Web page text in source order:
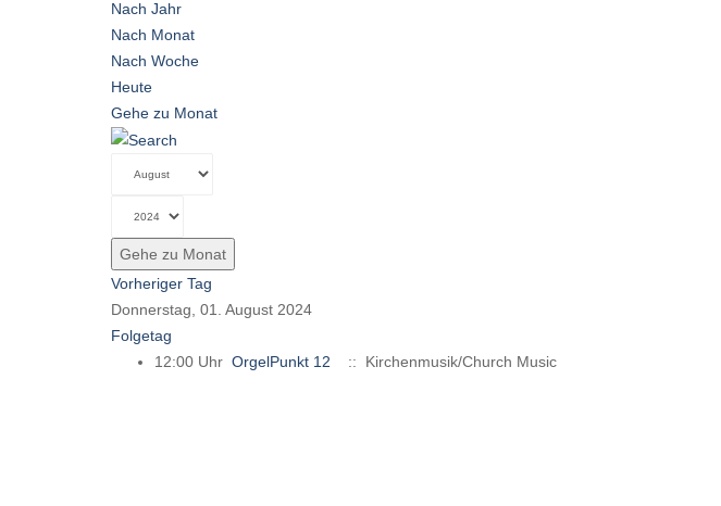
Nach Jahr
Nach Monat
Nach Woche
Heute
Gehe zu Monat
Gehe zu Monat
Vorheriger Tag
Donnerstag, 01. August 2024
Folgetag
12:00 Uhr OrgelPunkt 12 :: Kirchenmusik/Church Music